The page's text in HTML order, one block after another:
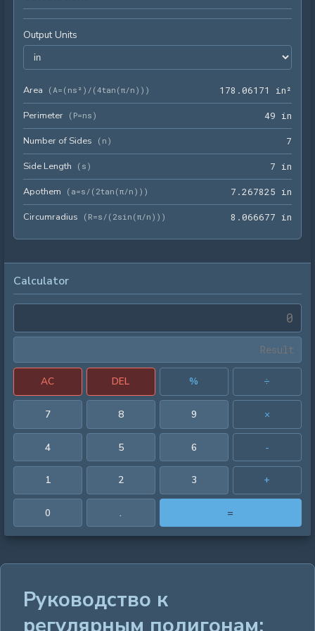
Output Units
Area (A=(ns²)/(4tan(π/n)) ) 1 78 .061 71 in²
Perimeter ( P=ns ) 49 in
Number of Sides ( n ) 7
Side Length ( s ) 7 in
Apothem ( a=s/(2tan(π/n)) ) 7 .267825 in
Circumradius ( R=s/(2sin(π/n)) ) 8 .066677 in
Calculator
AC DEL % ÷
7 8 9 ×
4 5 6 -
1 2 3 +
0 . =
Руководство к
регулярным полигонам: